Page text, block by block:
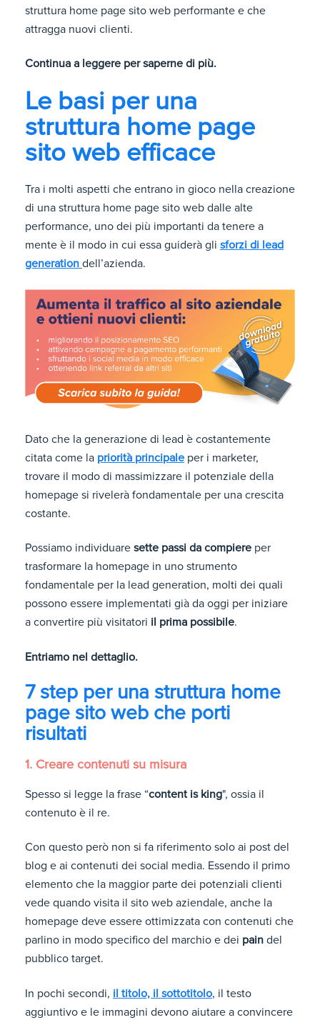
struttura home page sito web performante e che
attragga nuovi clienti.
Continua a leggere per saperne di più.
Le basi per una
struttura home page
sito web efficace
Tra i molti aspetti che entrano in gioco nella creazione
di una struttura home page sito web dalle alte
performance, uno dei più importanti da tenere a
mente è il modo in cui essa guiderà gli sforzi di lead
generation dell’azienda.
Dato che la generazione di lead è costantemente
citata come la priorità principale per i marketer,
trovare il modo di massimizzare il potenziale della
homepage si rivelerà fondamentale per una crescita
costante.
Possiamo individuare sette passi da compiere per
trasformare la homepage in uno strumento
fondamentale per la lead generation, molti dei quali
possono essere implementati già da oggi per iniziare
a convertire più visitatori il prima possibile.
Entriamo nel dettaglio.
7 step per una struttura home
page sito web che porti
risultati
1. Creare contenuti su misura
Spesso si legge la frase “content is king", ossia il
contenuto è il re.
Con questo però non si fa riferimento solo ai post del
blog e ai contenuti dei social media. Essendo il primo
elemento che la maggior parte dei potenziali clienti
vede quando visita il sito web aziendale, anche la
homepage deve essere ottimizzata con contenuti che
parlino in modo specifico del marchio e dei pain del
pubblico target.
In pochi secondi, il titolo, il sottotitolo, il testo
aggiuntivo e le immagini devono aiutare a convincere